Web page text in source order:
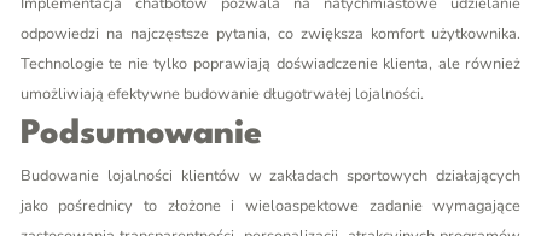
odpowiedzi na najczęstsze pytania, co zwiększa komfort użytkownika.
Technologie te nie tylko poprawiają doświadczenie klienta, ale również
umożliwiają efektywne budowanie długotrwałej lojalności.
Podsumowanie
Budowanie lojalności klientów w zakładach sportowych działających
jako pośrednicy to złożone i wieloaspektowe zadanie wymagające